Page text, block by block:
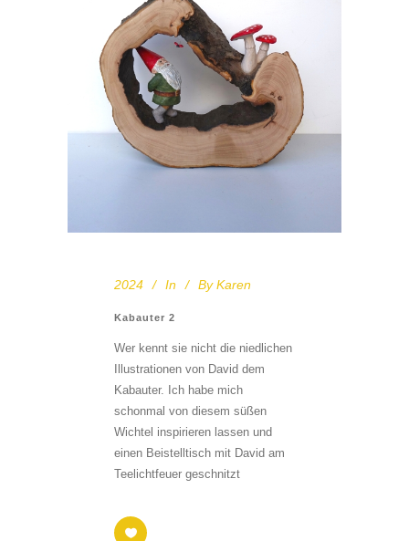
2024 In By Karen
Kabauter 2
Wer kennt sie nicht die niedlichen
Illustrationen von David dem
Kabauter. Ich habe mich
schonmal von diesem süßen
Wichtel inspirieren lassen und
einen Beistelltisch mit David am
Teelichtfeuer geschnitzt